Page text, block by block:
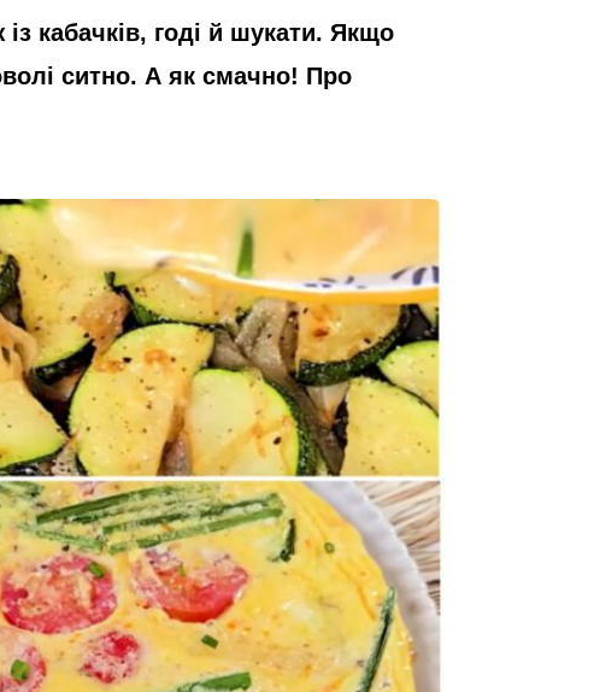
кабачків, годі й шукати. Якщо
ситно. А як смачно! Про